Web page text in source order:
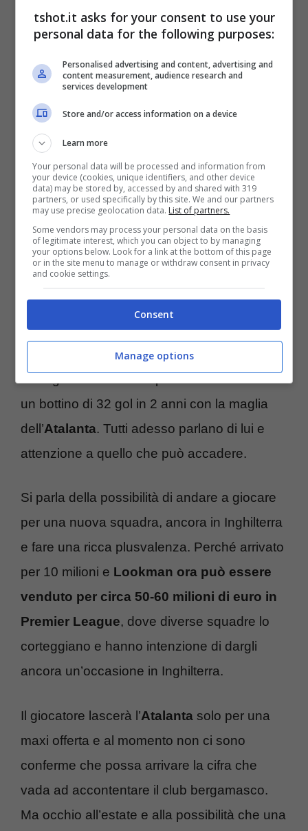
Ora arrivano le ultime notizie che riguardano
la scelta del giocatore pronto ad una nuova
avventura, perché il nigeriano è convinto di
poter fare ancora un salto di qualità
importante nella sua carriera da un punto di
vista di immagine ed economico. Quest’anno
vuole migliorarsi ancora.
Calciomercato Atalanta:
Lookman cambia maglia
Dal punto di vista personale è stato un anno
magico per il giocatore che ha veramente
ottenuto il massimo, visti i suoi 17 gol segnati
un bottino di 32 gol in 2 anni con la maglia
dell’Atalanta. Tutti adesso parlano di lui e
attenzione a quello che può accadere.
Si parla della possibilità di andare a giocare
per una nuova squadra, ancora in Inghilterra
e fare una ricca plusvalenza. Perché arrivato
per 10 milioni e Lookman ora può essere
venduto per circa 50-60 milioni di euro in
Premier League, dove diverse squadre lo
corteggiano e hanno intenzione di dargli
ancora un’occasione in Inghilterra.
Il giocatore lascerà l’Atalanta solo per una
maxi offerta e al momento non ci sono
conferme che possa arrivare la cifra che
vada ad accontentare il club bergamasco.
Ma occhio all’estate e alla possibilità che una
tshot.it asks for your consent to use your
personal data for the following purposes:
Personalised advertising and content, advertising and
content measurement, audience research and
services development
Store and/or access information on a device
Learn more
Your personal data will be processed and information from
your device (cookies, unique identifiers, and other device
data) may be stored by, accessed by and shared with 319
partners, or used specifically by this site. We and our partners
may use precise geolocation data. List of partners.
Some vendors may process your personal data on the basis
of legitimate interest, which you can object to by managing
your options below. Look for a link at the bottom of this page
or in the site menu to manage or withdraw consent in privacy
and cookie settings.
Consent
Manage options